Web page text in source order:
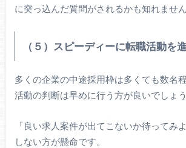
に突っ込んだ質問がされるかも知れません
（５）スピーディーに転職活動を
多くの企業の中途採用枠は多くても数名
活動の判断は早めに行う方が良いでしょう
「良い求人案件が出てこないか待ってみ
しない方が懸命です。